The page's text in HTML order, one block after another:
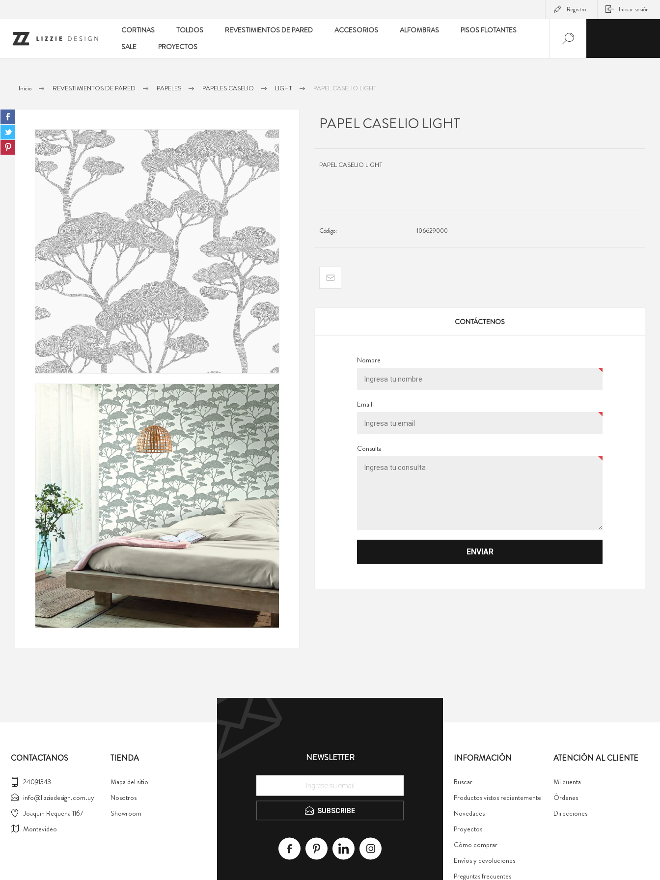
Registro Iniciar sesión
CORTINAS TOLDOS REVESTIMIENTOS DE PARED ACCESORIOS ALFOMBRAS
PISOS FLOTANTES
SALE
PROYECTOS
Inicio REVESTIMIENTOS DE PARED PAPELES PAPELES CASELIO LIGHT PAPEL CASELIO LIGHT
PAPEL CASELIO LIGHT
PAPEL CASELIO LIGHT
Código: 106629000
CONTÁCTENOS
Nombre
Email
Consulta
NEWSLETTER
SUBSCRIBE
CONTACTANOS
24091343
info@lizziedesign.com.uy
Joaquin Requena 1167
Montevideo
TIENDA
Mapa del sitio
Nosotros
Showroom
INFORMACIÓN
Buscar
Productos vistos recientemente
Novedades
Proyectos
Cómo comprar
Envíos y devoluciones
Preguntas frecuentes
ATENCIÓN AL CLIENTE
Mi cuenta
Órdenes
Direcciones